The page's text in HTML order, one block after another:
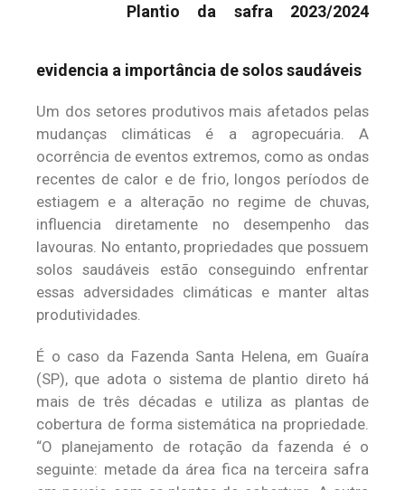
Plantio da safra 2023/2024
evidencia a importância de solos saudáveis
Um dos setores produtivos mais afetados pelas
mudanças climáticas é a agropecuária. A
ocorrência de eventos extremos, como as ondas
recentes de calor e de frio, longos períodos de
estiagem e a alteração no regime de chuvas,
influencia diretamente no desempenho das
lavouras. No entanto, propriedades que possuem
solos saudáveis estão conseguindo enfrentar
essas adversidades climáticas e manter altas
produtividades.
É o caso da Fazenda Santa Helena, em Guaíra
(SP), que adota o sistema de plantio direto há
mais de três décadas e utiliza as plantas de
cobertura de forma sistemática na propriedade.
“O planejamento de rotação da fazenda é o
seguinte: metade da área fica na terceira safra